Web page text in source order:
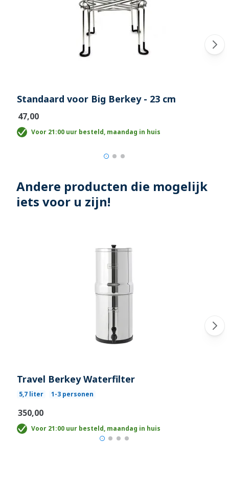
Standaard voor Big Berkey - 23 cm
€47,00
Voor 21:00 uur besteld, maandag in huis
Andere producten die mogelijk
iets voor u zijn!
Travel Berkey Waterfilter
5,7 liter 1-3 personen
€350,00
Voor 21:00 uur besteld, maandag in huis